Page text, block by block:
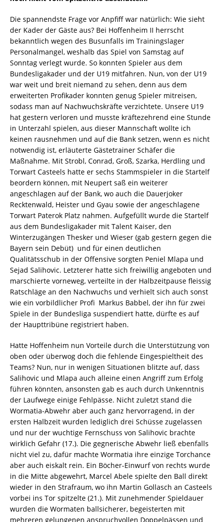
Die spannendste Frage vor Anpfiff war natürlich: Wie sieht
der Kader der Gäste aus? Bei Hoffenheim II herrscht
bekanntlich wegen des Busunfalls im Trainingslager
Personalmangel, weshalb das Spiel von Samstag auf
Sonntag verlegt wurde. So konnten Spieler aus dem
Bundesligakader und der U19 mitfahren. Nun, von der U19
war weit und breit niemand zu sehen, denn aus dem
erweiterten Profikader konnten genug Spieler mitreisen,
sodass man auf Nachwuchskräfte verzichtete. Unsere U19
hat gestern verloren und musste kräftezehrend eine Stunde
in Unterzahl spielen, aus dieser Mannschaft wollte ich
keinen rausnehmen und auf die Bank setzen, wenn es nicht
notwendig ist, erläuterte Gästetrainer Schäfer die
Maßnahme. Mit Strobl, Conrad, Groß, Szarka, Herdling und
Torwart Casteels hatte er sechs Stammspieler in die Startelf
beordern können, mit Neupert saß ein weiterer
angeschlagen auf der Bank, wo auch die Dauerjoker
Recktenwald, Heister und Gyau sowie der angeschlagene
Torwart Paterok Platz nahmen. Aufgefüllt wurde die Startelf
aus dem Bundesligakader mit Talent Kaiser, den
Winterzugängen Thesker und Wieser (gab gestern gegen die
Bayern sein Debüt)  und für einen deutlichen
Qualitätsschub in der Offensive sorgten Peniel Mlapa und
Sejad Salihovic. Letzterer hatte sich freiwillig angeboten und
marschierte vorneweg, verteilte in der Halbzeitpause fleissig
Ratschläge an den Nachwuchs und verhielt sich auch sonst
wie ein vorbildlicher Profi  Markus Babbel, der ihn für zwei
Spiele in der Bundesliga suspendiert hatte, dürfte es auf
der Haupttribüne registriert haben.
Hatte Hoffenheim nun Vorteile durch die Unterstützung von
oben oder überwog doch die fehlende Eingespieltheit des
Teams? Nun, nur in wenigen Situationen blitzte auf, dass
Salihovic und Mlapa auch alleine einen Angriff zum Erfolg
führen könnten, ansonsten gab es auch durch Unkenntnis
der Laufwege einige Fehlpässe. Nicht zuletzt stand die
Wormatia-Abwehr aber auch ganz hervorragend, in der
ersten Halbzeit wurden lediglich drei Schüsse zugelassen 
und nur der wuchtige Fernschuss von Salihovic brachte
wirklich Gefahr (17.). Die gegnerische Abwehr ließ ebenfalls
nicht viel zu, dafür machte Wormatia ihre einzige Torchance
aber auch eiskalt rein. Ein Böcher-Einwurf von rechts wurde
in die Mitte abgewehrt, Marcel Abele spielte den Ball direkt
wieder in den Strafraum, wo ihn Martin Gollasch an Casteels
vorbei ins Tor spitzelte (21.). Mit zunehmender Spieldauer
wurden die Wormaten ballsicherer, begeisterten mit
mehreren gelungenen anspruchvollen Doppelpässen und